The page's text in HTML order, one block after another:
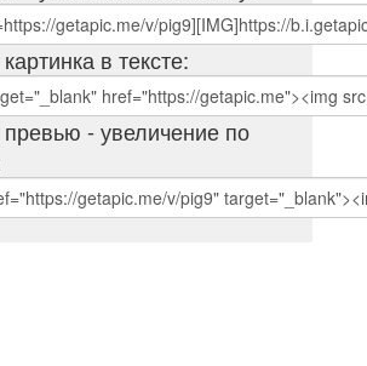
в тексте:
- увеличение по